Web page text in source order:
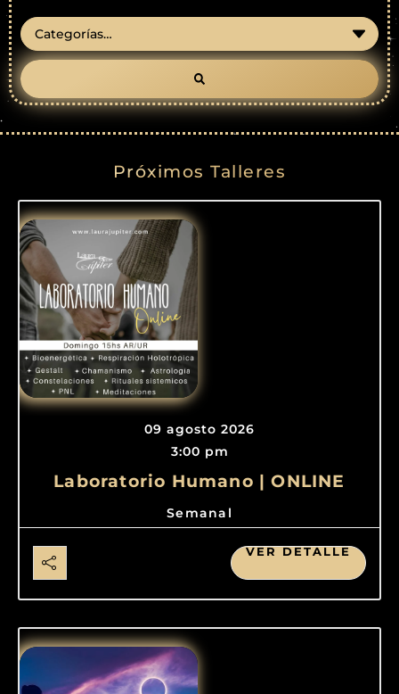
Próximos Talleres
09 agosto 2026
3:00 pm
Laboratorio Humano | ONLINE
Semanal
VER DETALLE